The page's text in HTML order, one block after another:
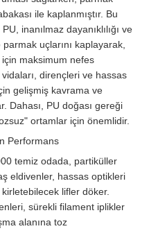
ile kaplanmıştır. Bu
inanılmaz dayanıklılığı ve
uçlarını kaplayarak,
için maksimum nefes
dirençleri ve hassas
gelişmiş kavrama ve
Dahası, PU doğası gereği
ortamlar için önemlidir.
Performans
temiz odada, partiküller
eldivenler, hassas optikleri
lifler döker.
sürekli filament iplikler
alanına toz